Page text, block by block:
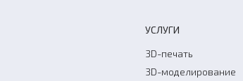
УСЛУГИ
3D-печать
3D-моделирование